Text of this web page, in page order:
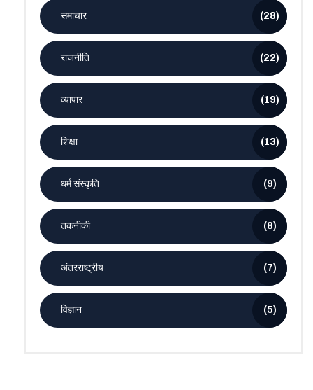
समाचार (28)
राजनीति (22)
व्यापार (19)
शिक्षा (13)
धर्म संस्कृति (9)
तकनीकी (8)
अंतरराष्ट्रीय (7)
विज्ञान (5)